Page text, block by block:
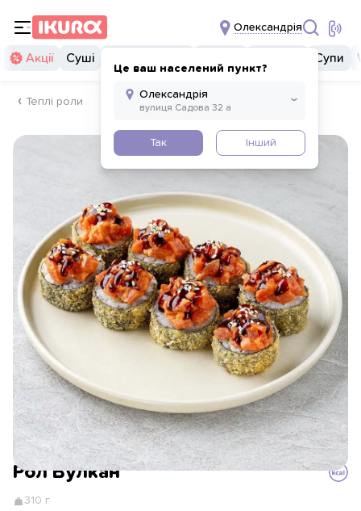
Олександрія
Це ваш населений пункт?
Так Інший
Акції Суші Супи
Теплі роли
Рол Вулкан
310 г